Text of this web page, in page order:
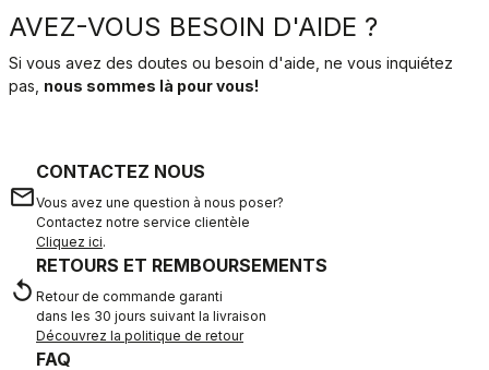
AVEZ-VOUS BESOIN D'AIDE ?
Si vous avez des doutes ou besoin d'aide, ne vous inquiétez
pas, nous sommes là pour vous!
email
CONTACTEZ NOUS
Vous avez une question à nous poser?
Contactez notre service clientèle
Cliquez ici.
replay
RETOURS ET REMBOURSEMENTS
Retour de commande garanti
dans les 30 jours suivant la livraison
Découvrez la politique de retour
FAQ